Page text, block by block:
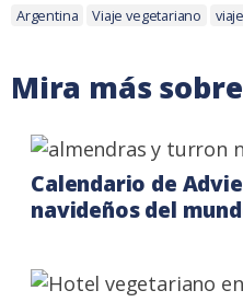
Etiquetas:
Argentina Viaje vegetariano
Mira más
Calendario de
navideños del